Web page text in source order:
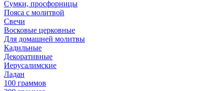
Сумки, просфорницы
Пояса с молитвой
Свечи
Восковые церковные
Для домашней молитвы
Кадильные
Декоративные
Иерусалимские
Ладан
100 граммов